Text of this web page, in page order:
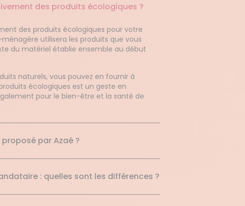
des produits écologiques ?
des produits écologiques pour votre
utilisera les produits que vous
du matériel établie ensemble au début
naturels, vous pouvez en fournir à
écologiques est un geste en
pour le bien-être et la santé de
par Azaé ?
: quelles sont les différences ?